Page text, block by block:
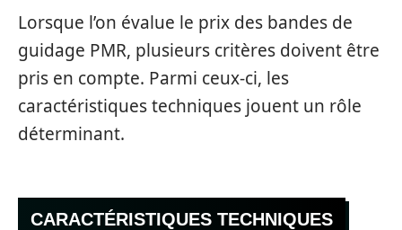
Lorsque l’on évalue le prix des bandes de
guidage PMR, plusieurs critères doivent être
pris en compte. Parmi ceux-ci, les
caractéristiques techniques jouent un rôle
déterminant.
CARACTÉRISTIQUES TECHNIQUES